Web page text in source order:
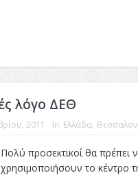
λόγο ΔΕΘ
2011 In: Ελλάδα,
Πολύ προσεκτικοί θα πρέπει
χρησιμοποιήσουν το κέντρο